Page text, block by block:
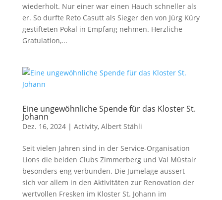
wiederholt. Nur einer war einen Hauch schneller als
er. So durfte Reto Casutt als Sieger den von Jürg Küry
gestifteten Pokal in Empfang nehmen. Herzliche
Gratulation,...
Eine ungewöhnliche Spende für das Kloster St.
Johann
Dez. 16, 2024| Activity, Albert Stähli
Seit vielen Jahren sind in der Service-Organisation
Lions die beiden Clubs Zimmerberg und Val Müstair
besonders eng verbunden. Die Jumelage äussert
sich vor allem in den Aktivitäten zur Renovation der
wertvollen Fresken im Kloster St. Johann im